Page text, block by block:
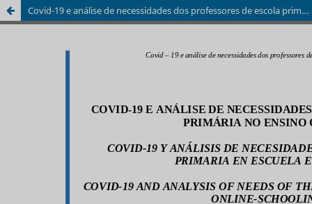
Covid-19 e análise de necessidades dos professores de escola primária no ensino online no Irã